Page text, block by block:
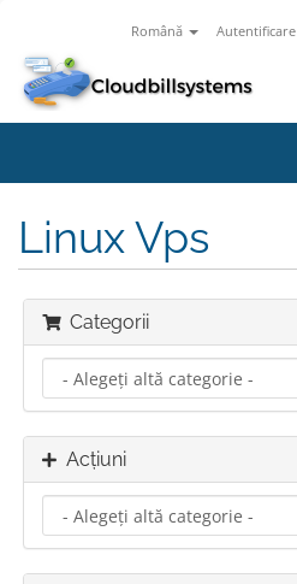
Română Autentificare
Linux Vps
Categorii
Acțiuni